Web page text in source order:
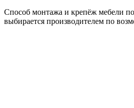
Способ монтажа и крепёж мебели
выбирается производителем по